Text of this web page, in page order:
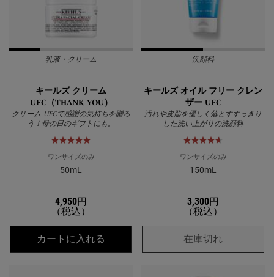
乳液・クリーム
キールズ クリーム
UFC（THANK YOU）
クリーム UFCで感謝の気持ちを贈ろ
う！母の日のギフトにも。
ワンサイズのみ
50mL
4,950円
（税込）
カートに入れる キールズ クリーム UFC（THANK YOU
洗顔料
キールズ オイル フリー クレン
ザー UFC
汚れや皮脂を優しく落とすすっきり
した洗い上がりの洗顔料
ワンサイズのみ
150mL
3,300円
（税込）
在庫切れ